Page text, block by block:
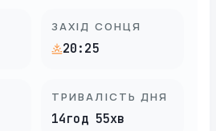
ЗАХІД СОНЦЯ
20:25
ТРИВАЛІСТЬ ДНЯ
14год 55хв